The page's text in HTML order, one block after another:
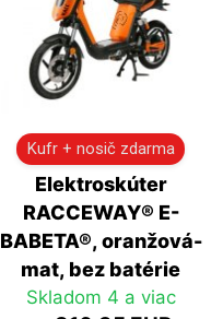
Kufr + nosič zdarma
Elektroskúter
RACCEWAY® E-
BABETA®, oranžová-
mat, bez batérie
Skladom 4 a viac